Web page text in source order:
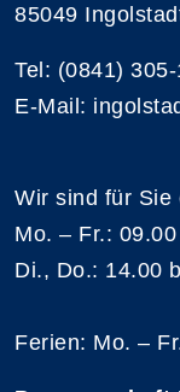
85049
Tel: (0841)
E-Mail:
Wir sind für Sie
Mo. – Fr.:
Di., Do.: 14.00
Ferien: Mo. –